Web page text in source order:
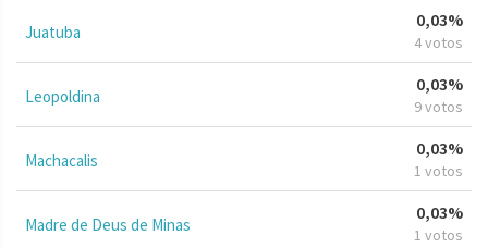
Juatuba
0,03%
4 votos
Leopoldina
0,03%
9 votos
Machacalis
0,03%
1 votos
Madre de Deus de Minas
0,03%
1 votos